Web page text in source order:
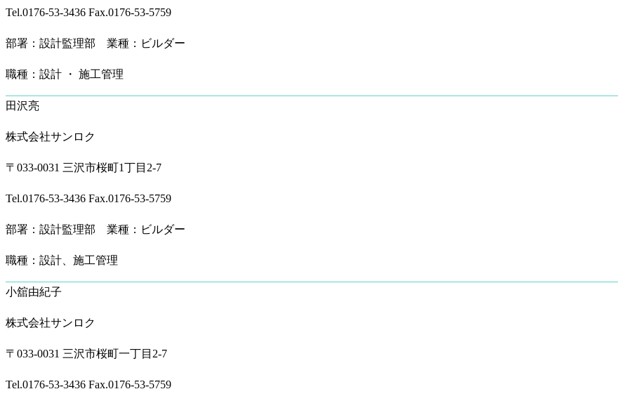
Tel.0176-53-3436 Fax.0176-53-5759
部署：設計監理部 業種：ビルダー
職種：設計 ・ 施工管理
田沢亮
株式会社サンロク
〒033-0031 三沢市桜町1丁目2-7
Tel.0176-53-3436 Fax.0176-53-5759
部署：設計監理部 業種：ビルダー
職種：設計、施工管理
小舘由紀子
株式会社サンロク
〒033-0031 三沢市桜町一丁目2-7
Tel.0176-53-3436 Fax.0176-53-5759